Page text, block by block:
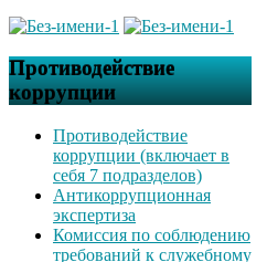
Противодействие
коррупции
Противодействие
коррупции (включает в
себя 7 подразделов)
Антикоррупционная
экспертиза
Комиссия по соблюдению
требований к служебному